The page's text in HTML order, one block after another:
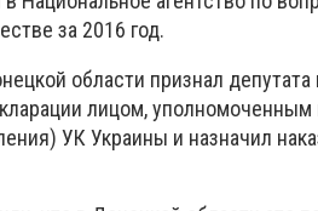
за 2016 год.
области признал
лицом,
УК Украины и назначил